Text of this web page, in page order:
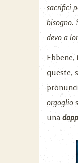
sacrifici
bisogno.
devo a
queste,
orgoglio
una